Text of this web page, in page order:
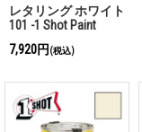
レタリング ホワイト
101 -1 Shot Paint
237ml
7,920円 (税込)